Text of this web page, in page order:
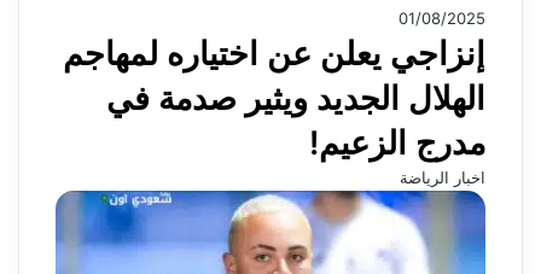
01/08/2025
إنزاجي يعلن عن اختياره لمهاجم
الهلال الجديد ويثير صدمة في
مدرج الزعيم!
اخبار الرياضة